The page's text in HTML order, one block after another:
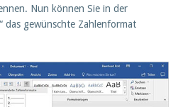
Nun können Sie in der
das gewünschte Zahlenformat